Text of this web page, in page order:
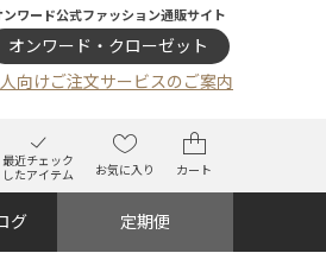
ンワード公式ファッション通販サイト
オンワード・クローゼット
向けご注文サービスのご案内
最近チェック
したアイテム
お気に入り カート
グ 定期便